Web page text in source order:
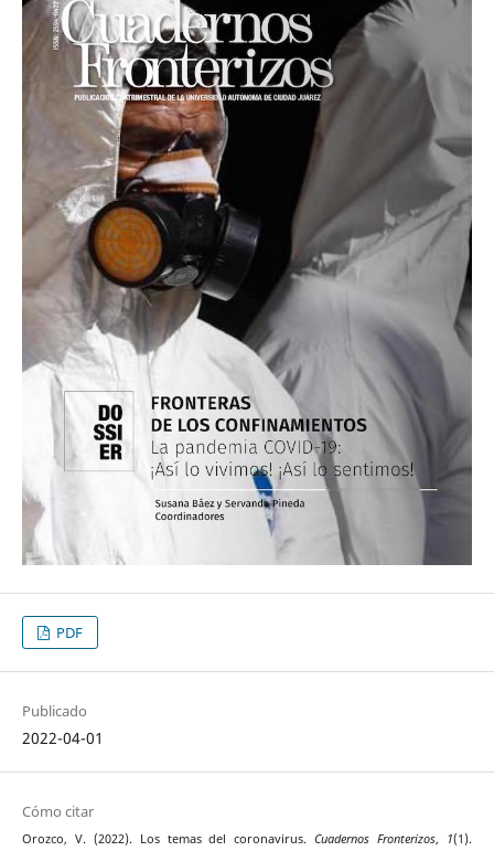
PDF
Publicado
2022-04-01
Cómo citar
Orozco, V. (2022). Los temas del coronavirus.Cuadernos Fronterizos, 1(1).